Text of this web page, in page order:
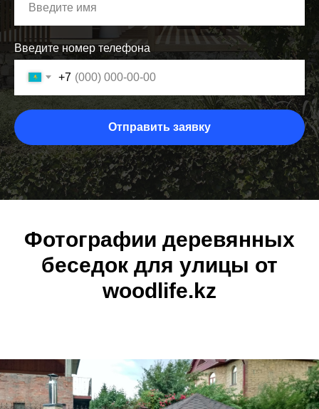
Введите номер телефона
+7
Отправить заявку
Фотографии деревянных
беседок для улицы от
woodlife.kz